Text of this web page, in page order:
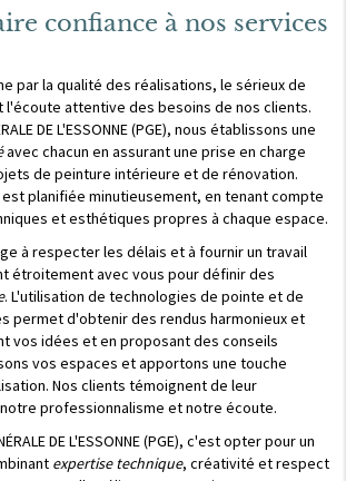
confiance à nos services
par la qualité des réalisations, le sérieux de
l'écoute attentive des besoins de nos clients.
DE L'ESSONNE (PGE), nous établissons une
avec chacun en assurant une prise en charge
de peinture intérieure et de rénovation.
planifiée minutieusement, en tenant compte
et esthétiques propres à chaque espace.
à respecter les délais et à fournir un travail
étroitement avec vous pour définir des
. L'utilisation de technologies de pointe et de
permet d'obtenir des rendus harmonieux et
vos idées et en proposant des conseils
vos espaces et apportons une touche
Nos clients témoignent de leur
professionnalisme et notre écoute.
DE L'ESSONNE (PGE), c'est opter pour un
expertise technique, créativité et respect